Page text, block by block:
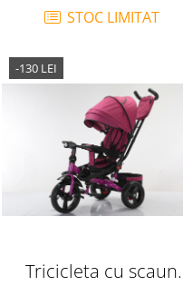
STOC LIMITAT
-130 LEI
Tricicleta cu scaun